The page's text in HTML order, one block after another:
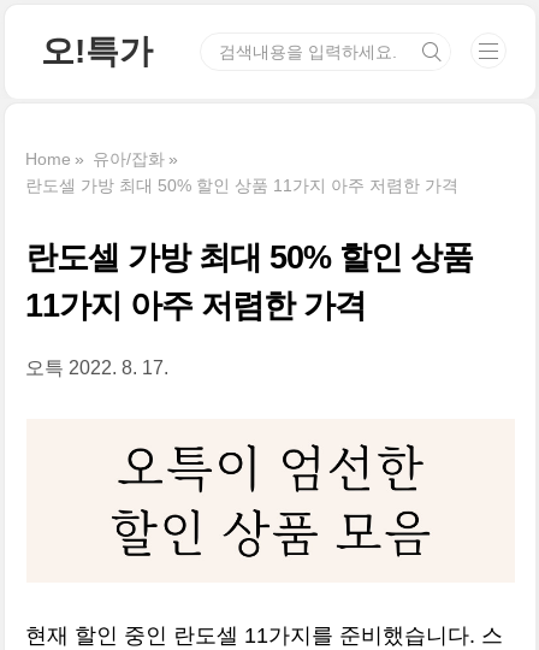
오!특가
Home
유아/잡화
란도셀 가방 최대 50% 할인 상품 11가지 아주 저렴한 가격
란도셀 가방 최대 50% 할인 상품
11가지 아주 저렴한 가격
오특 2022. 8. 17.
현재 할인 중인 란도셀 11가지를 준비했습니다. 스